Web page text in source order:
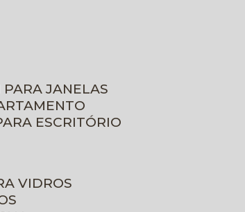
PARA JANELAS
ESCRITÓRIO
VIDROS